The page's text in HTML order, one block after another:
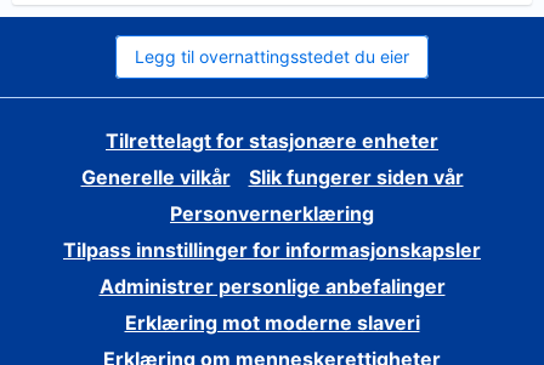
Legg til overnattingsstedet du eier
Tilrettelagt for stasjonære enheter
Generelle vilkår
Slik fungerer siden vår
Personvernerklæring
Tilpass innstillinger for informasjonskapsler
Administrer personlige anbefalinger
Erklæring mot moderne slaveri
Erklæring om menneskerettigheter